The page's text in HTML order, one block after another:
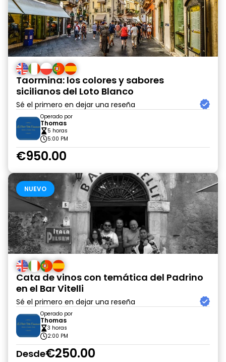
Taormina: los colores y sabores
sicilianos del Loto Blanco
Sé el primero en dejar una reseña
Operado por
Thomas
5 horas
5:00 PM
€950.00
NUEVO
Cata de vinos con temática del Padrino
en el Bar Vitelli
Sé el primero en dejar una reseña
Operado por
Thomas
3 horas
2:00 PM
Desde€250.00